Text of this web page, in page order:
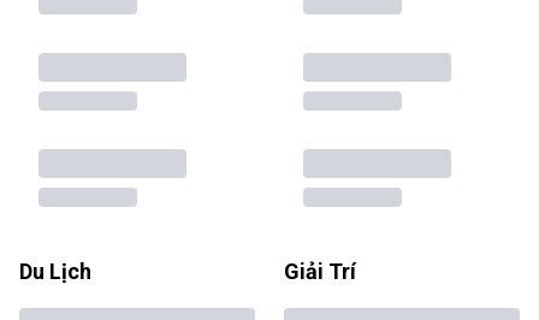
Du Lịch Giải Trí